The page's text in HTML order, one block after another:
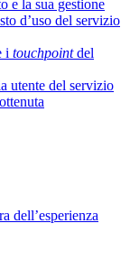
e la sua gestione
d’uso del servizio
i touchpointdel
utente del servizio
dell’esperienza